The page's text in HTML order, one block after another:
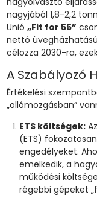
nagyjából 1,8-2,2
Unió „Fit for 55”
nettó
célozza 2030-ra,
A Szabályozó
Értékelési
„ollómozgásban”
ETS költségek:
(ETS)
engedélyeket.
emelkedik, a
működési
régebbi gépeket